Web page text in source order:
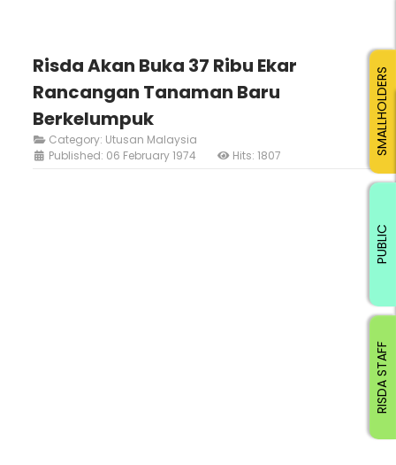
Risda Akan Buka 37 Ribu Ekar
Rancangan Tanaman Baru
Berkelumpuk
Category: Utusan Malaysia
Published: 06 February 1974
Hits: 1807
RISDA STAFF
SMALLHOLDERS
PUBLIC